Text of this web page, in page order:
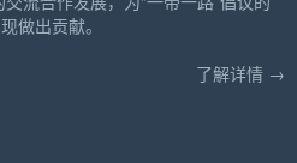
做出贡献。
了解详情 →